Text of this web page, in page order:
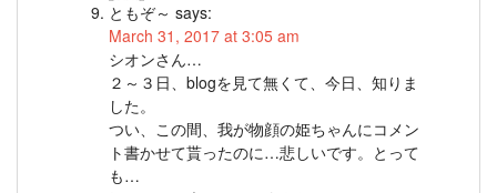
ともぞ～ says:
March 31, 2017 at 3:05 am
シオンさん…
２～３日、blogを見て無くて、今日、知りま
した。
つい、この間、我が物顔の姫ちゃんにコメン
ト書かせて貰ったのに…悲しいです。とって
も…